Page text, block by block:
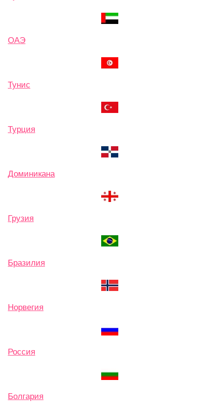
ОАЭ
Тунис
Турция
Доминикана
Грузия
Бразилия
Норвегия
Россия
Болгария